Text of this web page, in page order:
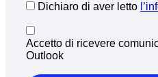
Dichiaro di aver letto
Accetto di ricevere
Outlook